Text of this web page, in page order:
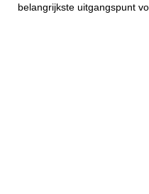
belangrijkste uitgangspunt